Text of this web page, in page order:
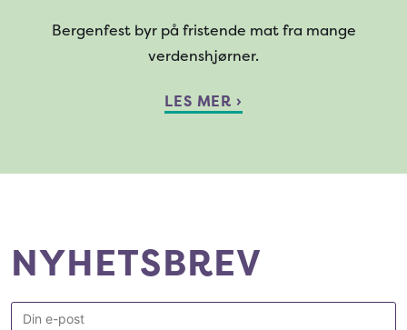
Bergenfest byr på fristende mat fra mange
verdenshjørner.
LES MER ›
NYHETSBREV